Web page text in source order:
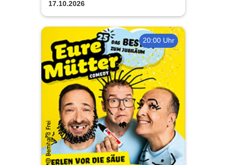
Sound
17.10.2026
20:00 Uhr